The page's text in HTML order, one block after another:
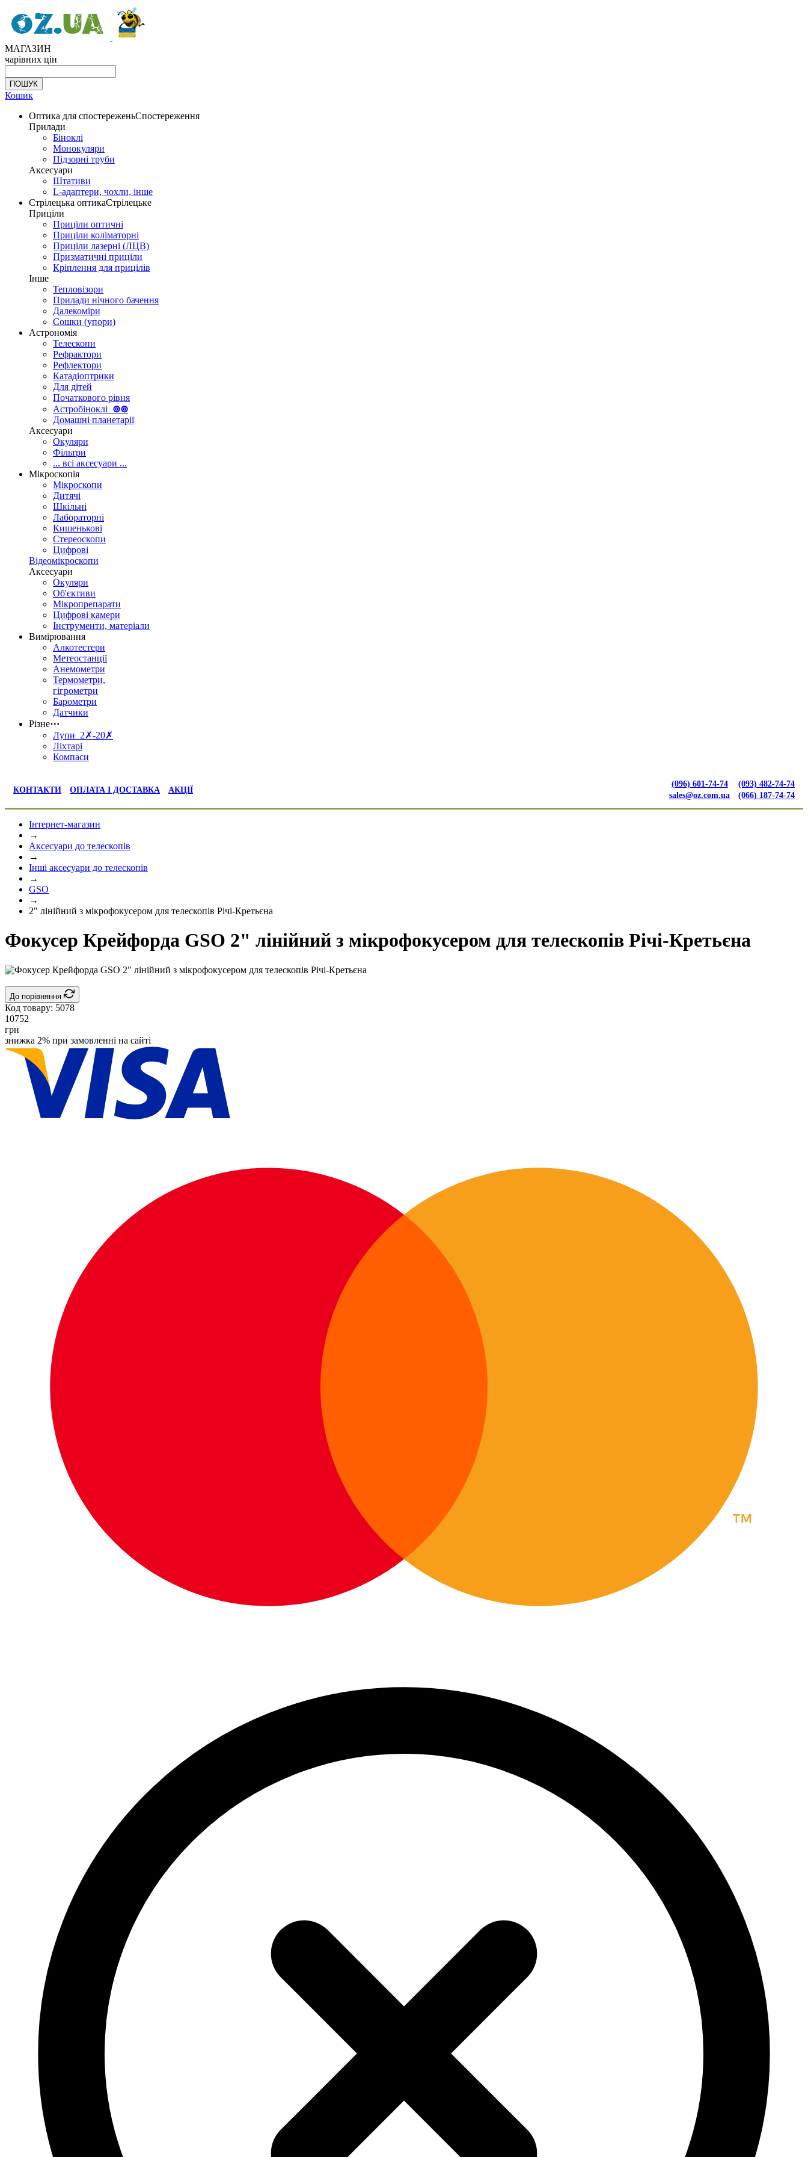
МАГАЗИН
чарівних цін
Кошик
Оптика для спостереженьСпостереження
Прилади
Біноклі
Монокуляри
Підзорні труби
Аксесуари
Штативи
L-адаптери, чохли, інше
Стрілецька оптикаСтрілецьке
Приціли
Приціли оптичні
Приціли коліматорні
Приціли лазерні (ЛЦВ)
Призматичні приціли
Кріплення для прицілів
Інше
Тепловізори
Прилади нічного бачення
Далекоміри
Сошки (упори)
Астрономія
Телескопи
Рефрактори
Рефлектори
Катадіоптрики
Для дітей
Початкового рівня
Астробіноклі ⊚⊚
Домашні планетарії
Аксесуари
Окуляри
Фільтри
... всі аксесуари ...
Мікроскопія
Мікроскопи
Дитячі
Шкільні
Лабораторні
Кишенькові
Стереоскопи
Цифрові
Відеомікроскопи
Аксесуари
Окуляри
Об'єктиви
Мікропрепарати
Цифрові камери
Інструменти, матеріали
Вимірювання
Алкотестери
Метеостанції
Анемометри
Термометри,
гігрометри
Барометри
Датчики
Різне⋯
Лупи 2✗-20✗
Ліхтарі
Компаси
КОНТАКТИ ОПЛАТА І ДОСТАВКА АКЦІЇ
(096) 601-74-74
sales@oz.com.ua
(093) 482-74-74
(066) 187-74-74
Інтернет-магазин
→
Аксесуари до телескопів
→
Інші аксесуари до телескопів
→
GSO
→
2" лінійний з мікрофокусером для телескопів Річі-Кретьєна
Фокусер Крейфорда GSO 2" лінійний з мікрофокусером для телескопів Річі-Кретьєна
До порівняння
Код товару: 5078
10752
грн
знижка 2% при замовленні на сайті